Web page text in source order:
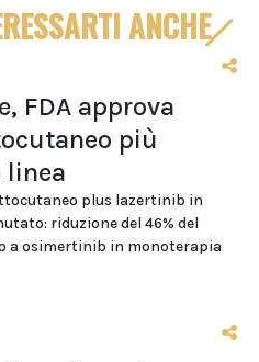
ANCHE
FDA approva
più
plus lazertinib in
riduzione del 46% del
a osimertinib in monoterapia